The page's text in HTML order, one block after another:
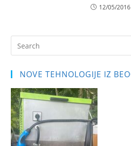
12/05/2016
NOVE TEHNOLOGIJE IZ